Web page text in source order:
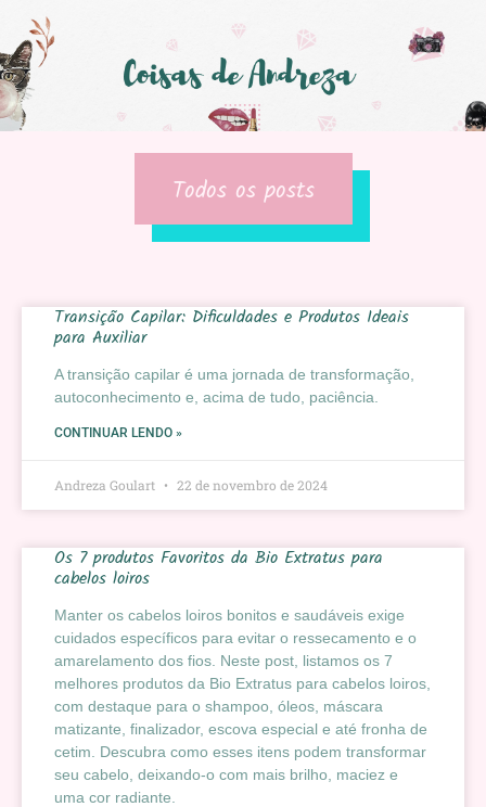
Todos os posts
Transição Capilar: Dificuldades e Produtos Ideais
para Auxiliar
A transição capilar é uma jornada de transformação,
autoconhecimento e, acima de tudo, paciência.
CONTINUAR LENDO »
Andreza Goulart 22 de novembro de 2024
Os 7 produtos Favoritos da Bio Extratus para
cabelos loiros
Manter os cabelos loiros bonitos e saudáveis exige
cuidados específicos para evitar o ressecamento e o
amarelamento dos fios. Neste post, listamos os 7
melhores produtos da Bio Extratus para cabelos loiros,
com destaque para o shampoo, óleos, máscara
matizante, finalizador, escova especial e até fronha de
cetim. Descubra como esses itens podem transformar
seu cabelo, deixando-o com mais brilho, maciez e
uma cor radiante.